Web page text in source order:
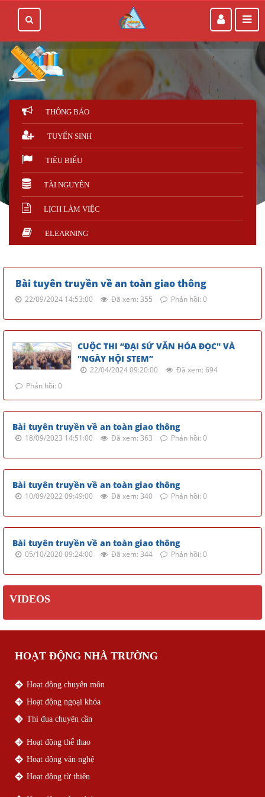
THÔNG BÁO
TUYỂN SINH
TIÊU BIỂU
TÀI NGUYÊN
LỊCH LÀM VIỆC
ELEARNING
Bài tuyên truyền về an toàn giao thông
22/09/2024 14:53:00 Đã xem: 355 Phản hồi: 0
CUỘC THI “ĐẠI SỨ VĂN HÓA ĐỌC" VÀ
"NGÀY HỘI STEM”
22/04/2024 09:20:00
Đã xem: 694
Phản hồi: 0
Bài tuyên truyền về an toàn giao thông
18/09/2023 14:51:00 Đã xem: 363 Phản hồi: 0
Bài tuyên truyền về an toàn giao thông
10/09/2022 09:49:00 Đã xem: 340 Phản hồi: 0
Bài tuyên truyền về an toàn giao thông
05/10/2020 09:24:00 Đã xem: 344 Phản hồi: 0
VIDEOS
HOẠT ĐỘNG NHÀ TRƯỜNG
Hoạt động chuyên môn
Hoạt động ngoại khóa
Thi đua chuyên cần
Hoạt động thể thao
Hoạt động văn nghệ
Hoạt động từ thiện